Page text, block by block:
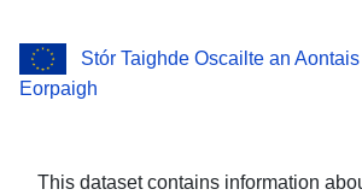
Stór Taighde Oscailte an Aontais
Eorpaigh
This dataset contains information